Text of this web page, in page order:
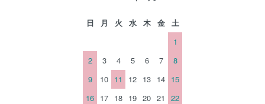
日 月 火 水 木 金
土
1
2
3 4 5 6 7
8
9
10 11 12 13 14 15
16 17 18 19 20 21
22